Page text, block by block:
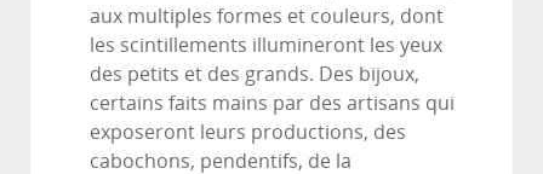
aux multiples formes et couleurs, dont
les scintillements illumineront les yeux
des petits et des grands. Des bijoux,
certains faits mains par des artisans qui
exposeront leurs productions, des
cabochons, pendentifs, de la